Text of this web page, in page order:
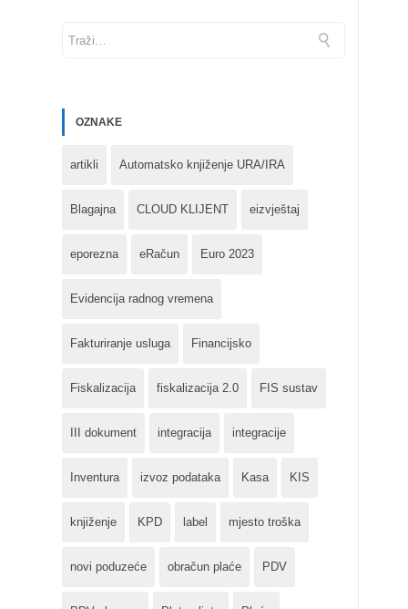
OZNAKE
artikli Automatsko knjiženje URA/IRA
Blagajna CLOUD KLIJENT eizvještaj
eporezna eRačun Euro 2023
Evidencija radnog vremena
Fakturiranje usluga Financijsko
Fiskalizacija fiskalizacija 2.0 FIS sustav
III dokument integracija integracije
Inventura izvoz podataka Kasa KIS
knjiženje KPD label mjesto troška
novi poduzeće obračun plaće PDV